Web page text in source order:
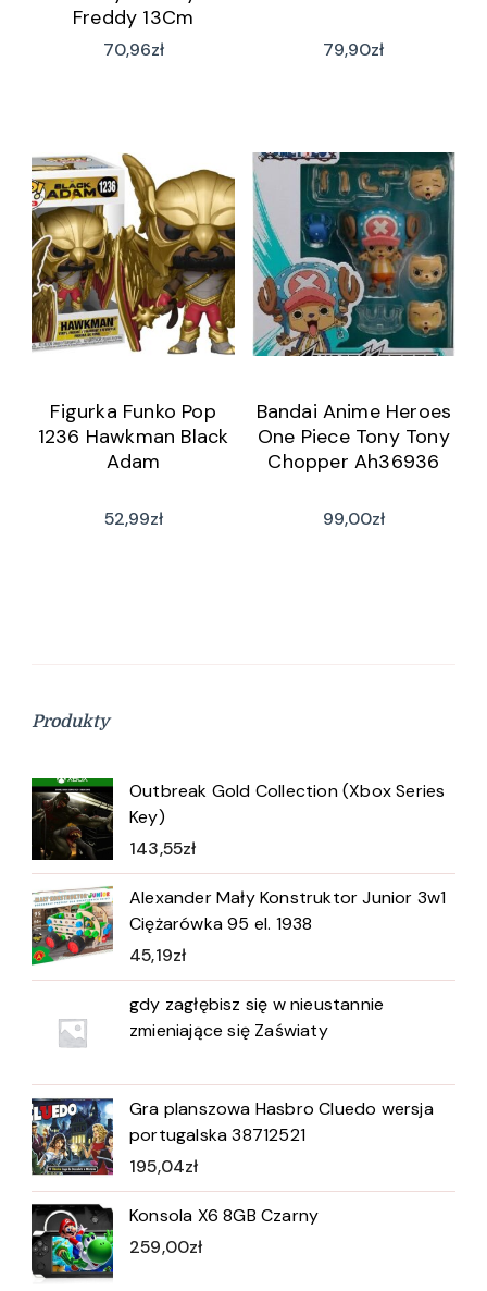
Freddy 13Cm
70,96zł 79,90zł
Figurka Funko Pop
1236 Hawkman Black
Adam
52,99zł
Bandai Anime Heroes
One Piece Tony Tony
Chopper Ah36936
99,00zł
Produkty
Outbreak Gold Collection (Xbox Series
Key)
143,55zł
Alexander Mały Konstruktor Junior 3w1
Ciężarówka 95 el. 1938
45,19zł
gdy zagłębisz się w nieustannie
zmieniające się Zaświaty
Gra planszowa Hasbro Cluedo wersja
portugalska 38712521
195,04zł
Konsola X6 8GB Czarny
259,00zł